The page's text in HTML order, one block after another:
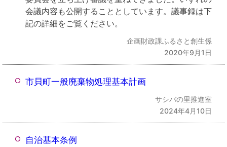
会議内容も公開することとしています。議事録は下
記の詳細をご覧ください。
企画財政課ふるさと創生係
2020年9月1日
市貝町一般廃棄物処理基本計画
サシバの里推進室
2024年4月10日
自治基本条例